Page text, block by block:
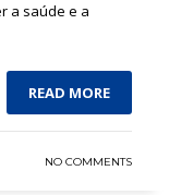
a saúde e a
READ MORE
NO COMMENTS